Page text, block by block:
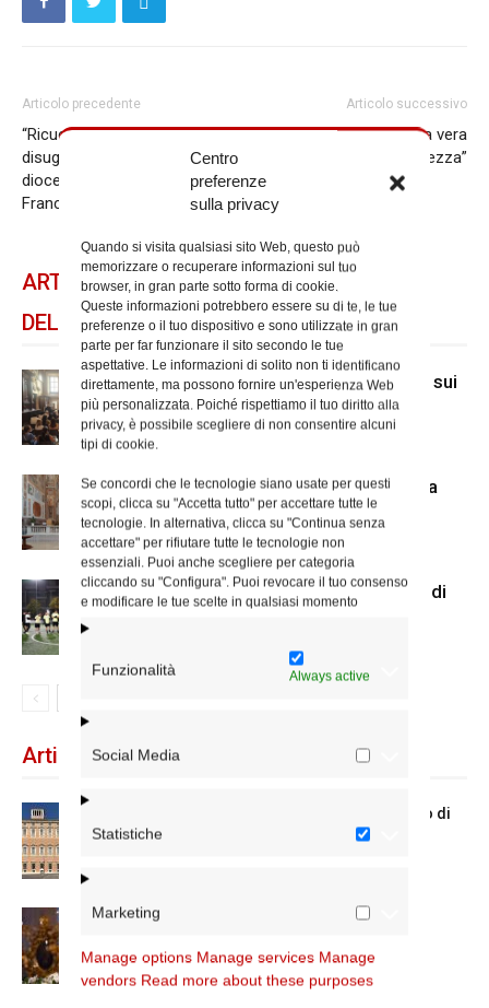
Centro
preferenze
sulla privacy
Quando si visita qualsiasi sito Web, questo può
memorizzare o recuperare informazioni sul tuo
browser, in gran parte sotto forma di cookie.
Queste informazioni potrebbero essere su di te, le tue
preferenze o il tuo dispositivo e sono utilizzate in gran
parte per far funzionare il sito secondo le tue
aspettative. Le informazioni di solito non ti identificano
direttamente, ma possono fornire un'esperienza Web
più personalizzata. Poiché rispettiamo il tuo diritto alla
privacy, è possibile scegliere di non consentire alcuni
tipi di cookie.
Se concordi che le tecnologie siano usate per questi
scopi, clicca su "Accetta tutto" per accettare tutte le
tecnologie. In alternativa, clicca su "Continua senza
accettare" per rifiutare tutte le tecnologie non
essenziali. Puoi anche scegliere per categoria
cliccando su "Configura". Puoi revocare il tuo consenso
e modificare le tue scelte in qualsiasi momento
Funzionalità Always active
Social Media
Statistiche
Marketing
Manage options Manage services Manage
vendors Read more about these purposes
Articolo precedente
“Ricucire lo strappo: oltre le
disuguaglianze”. Assemblea
diocesana con Papa
Francesco
Articolo successivo
Il motu proprio “La vera
bellezza”
ARTICOLI CORRELATI
DELLO STESSO AUTORE
A San Carlo al Corso mostra di Mcl sui
senza dimora
Il nuovo accesso alla cripta di Santa
Prisca
Us Acli Roma, cominciato il torneo di
Articoli recenti
Chiusura estiva degli Uffici del Vicariato di
Roma
La Madonna della Neve a Santa Maria